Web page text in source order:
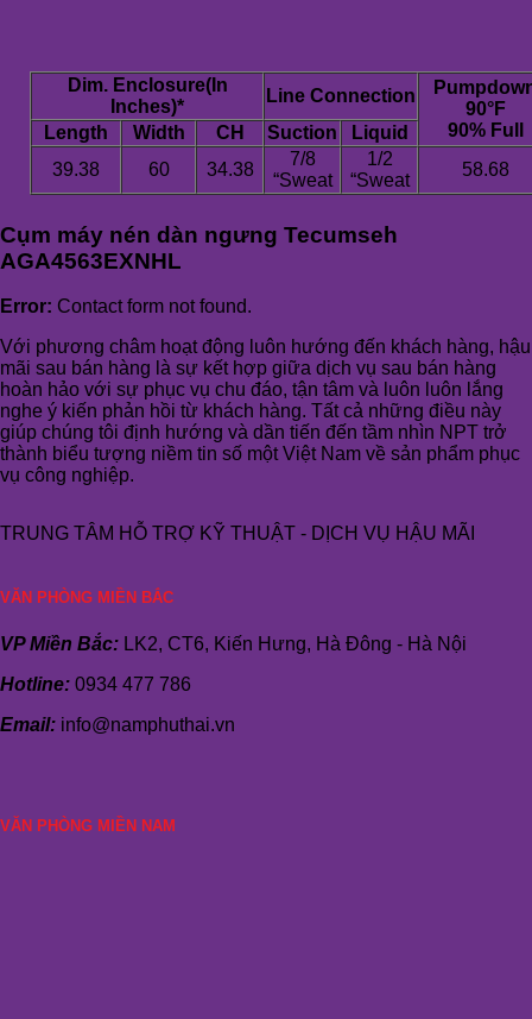
Dim. Enclosure(In
Inches)*
Line Connection
90°F
90% Full
Length Width CH Suction
Liquid
39.38
60 34.38
7/8
“Sweat
1/2
“Sweat
58.68
Cụm máy nén dàn ngưng Tecumseh
AGA4563EXNHL
Error: Contact form not found.
Với phương châm hoạt động luôn hướng đến khách hàng, hậu
mãi sau bán hàng là sự kết hợp giữa dịch vụ sau bán hàng
hoàn hảo với sự phục vụ chu đáo, tận tâm và luôn luôn lắng
nghe ý kiến phản hồi từ khách hàng. Tất cả những điều này
giúp chúng tôi định hướng và dần tiến đến tầm nhìn NPT trở
thành biểu tượng niềm tin số một Việt Nam về sản phẩm phục
vụ công nghiệp.
TRUNG TÂM HỖ TRỢ KỸ THUẬT - DỊCH VỤ HẬU MÃI
VĂN PHÒNG MIỀN BẮC
VP Miền Bắc: LK2, CT6, Kiến Hưng, Hà Đông - Hà Nội
Hotline: 0934 477 786
Email: info@namphuthai.vn
VĂN PHÒNG MIỀN NAM